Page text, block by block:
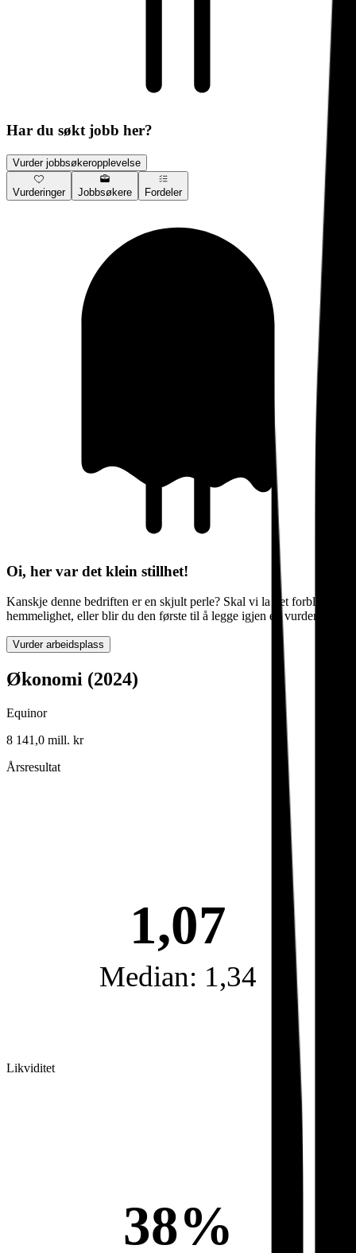
Har du søkt jobb her?
Vurder jobbsøkeropplevelse
Vurderinger Jobbsøkere Fordeler
Oi, her var det klein stillhet!
Kanskje denne bedriften er en skjult perle? Skal vi la det forbli en
hemmelighet, eller blir du den første til å legge igjen en vurdering?
Vurder arbeidsplass
Økonomi (2024)
Equinor
8 141,0 mill. kr
Årsresultat
1,07
Median: 1,34
Likviditet
38%